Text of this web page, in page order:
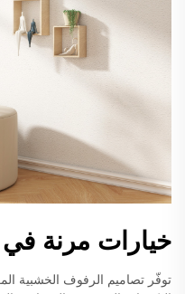
خيارات مرنة في
توفّر تصاميم الرفوف الخشبية